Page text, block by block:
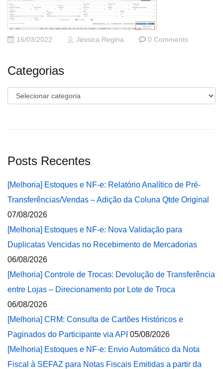
16/03/2022 Jéssica Regina 0 Comments
Categorias
Categorias
Posts Recentes
[Melhoria] Estoques e NF-e: Relatório Analítico de Pré-
Transferências/Vendas – Adição da Coluna Qtde Original
07/08/2026
[Melhoria] Estoques e NF-e: Nova Validação para
Duplicatas Vencidas no Recebimento de Mercadorias
06/08/2026
[Melhoria] Controle de Trocas: Devolução de Transferência
entre Lojas – Direcionamento por Lote de Troca
06/08/2026
[Melhoria] CRM: Consulta de Cartões Históricos e
Paginados do Participante via API 05/08/2026
[Melhoria] Estoques e NF-e: Envio Automático da Nota
Fiscal à SEFAZ para Notas Fiscais Emitidas a partir da